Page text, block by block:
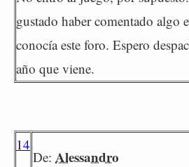
gustado haber comentado algo
conocía este foro. Espero
año que viene.
14
De: Alessandro